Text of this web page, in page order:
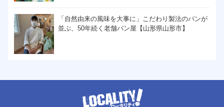
「自然由来の風味を大事に」こだわり製法のパンが
並ぶ、50年続く老舗パン屋【山形県山形市】